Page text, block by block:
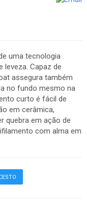
uma tecnologia
leveza. Capaz de
assegura também
no fundo mesmo na
curto é fácil de
em cerâmica,
quebra em ação de
com alma em